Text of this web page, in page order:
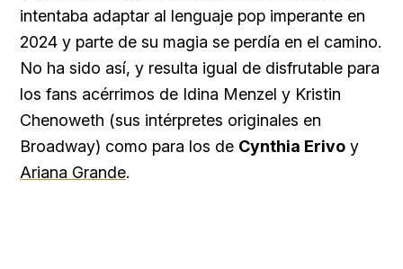
intentaba adaptar al lenguaje pop imperante en
2024 y parte de su magia se perdía en el camino.
No ha sido así, y resulta igual de disfrutable para
los fans acérrimos de Idina Menzel y Kristin
Chenoweth (sus intérpretes originales en
Broadway) como para los de Cynthia Erivo y
Ariana Grande.